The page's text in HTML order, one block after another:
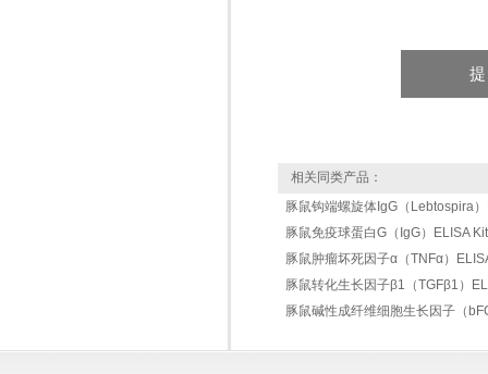
相关同类产品：
豚鼠钩端螺旋体IgG（Lebtospira
豚鼠免疫球蛋白G（IgG）ELISA Kit
豚鼠肿瘤坏死因子α（TNFα）
豚鼠转化生长因子β1（TGFβ1）
豚鼠碱性成纤维细胞生长因子（